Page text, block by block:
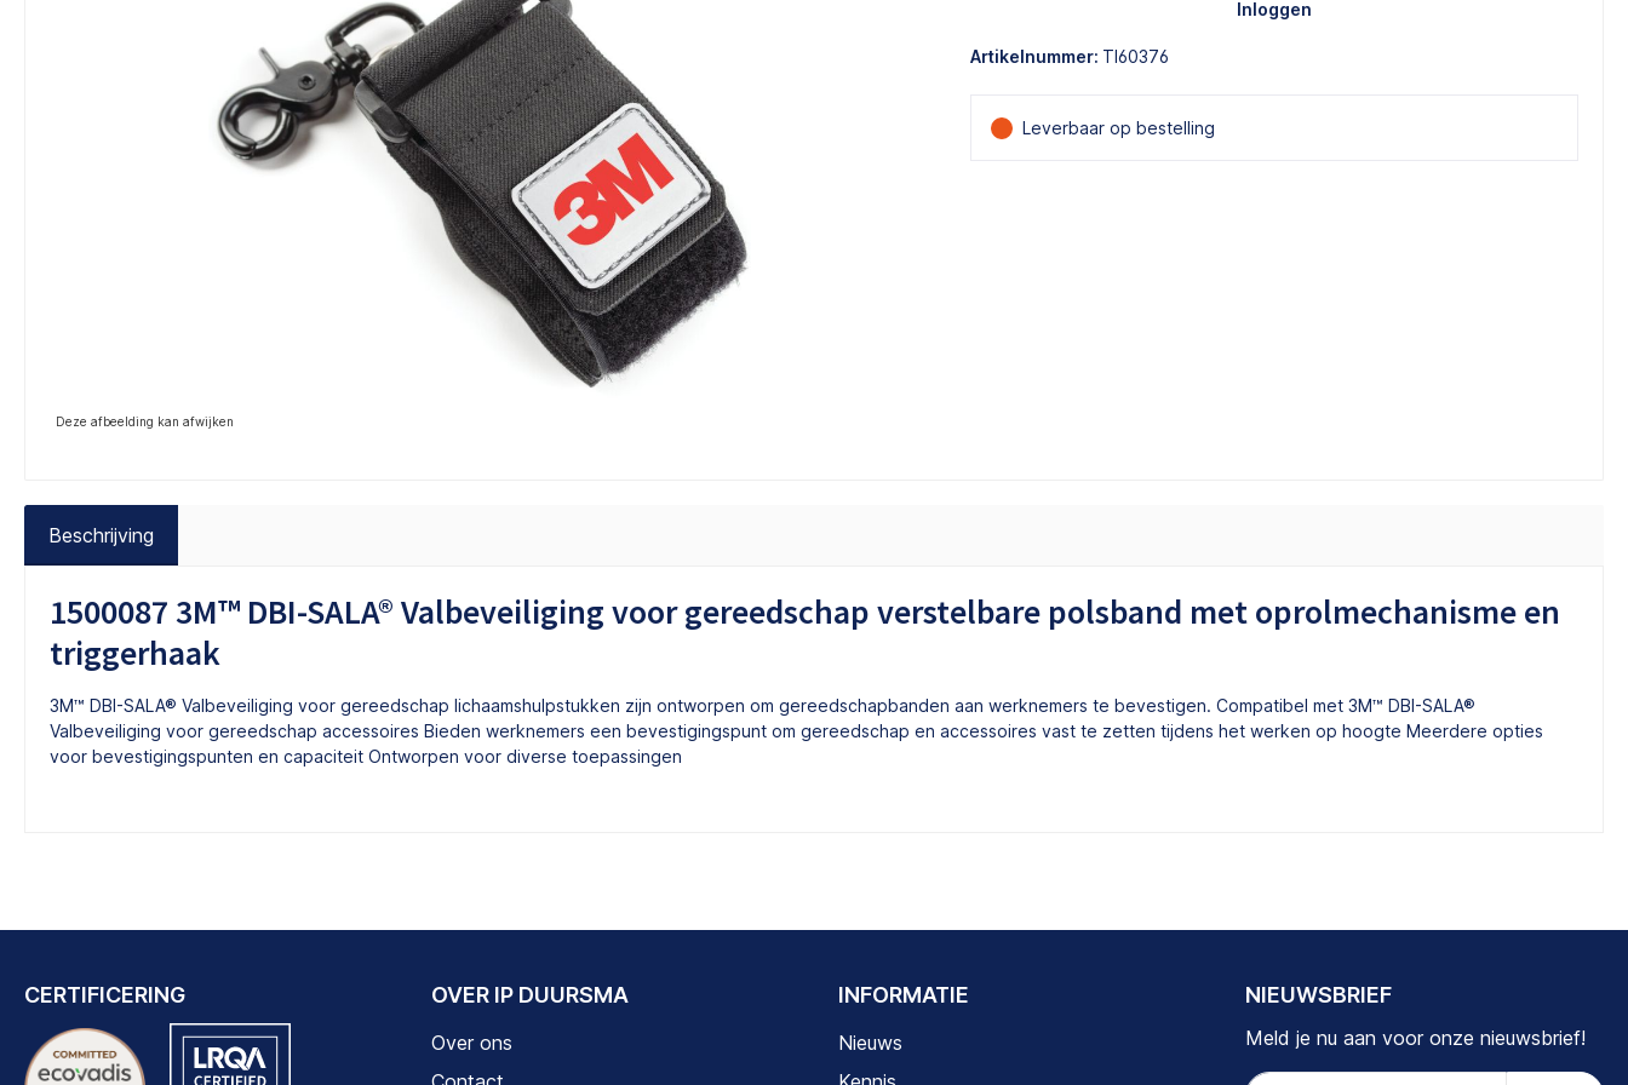
Deze afbeelding kan afwijken
Inloggen
Artikelnummer: TI60376
Leverbaar op bestelling
Beschrijving
1500087 3M™ DBI-SALA® Valbeveiliging voor gereedschap verstelbare polsband met oprolmechanisme en
triggerhaak
3M™ DBI-SALA® Valbeveiliging voor gereedschap lichaamshulpstukken zijn ontworpen om gereedschapbanden aan werknemers te bevestigen. Compatibel met 3M™ DBI-SALA®
Valbeveiliging voor gereedschap accessoires Bieden werknemers een bevestigingspunt om gereedschap en accessoires vast te zetten tijdens het werken op hoogte Meerdere opties
voor bevestigingspunten en capaciteit Ontworpen voor diverse toepassingen
OVER IP DUURSMA
Over ons
INFORMATIE
Nieuws
CERTIFICERING NIEUWSBRIEF
Meld je nu aan voor onze nieuwsbrief!